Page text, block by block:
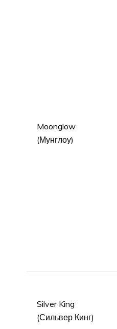
Moonglow
(Мунглоу)
Silver King
(Сильвер Кинг)